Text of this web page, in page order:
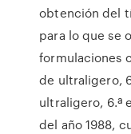
obtención del
para lo que se
formulaciones
de ultraligero,
ultraligero, 6.ª
del año 1988,